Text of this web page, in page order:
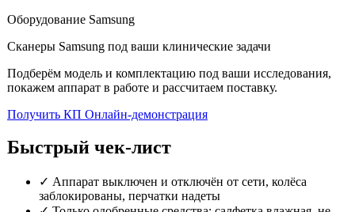
Оборудование Samsung
Сканеры Samsung под ваши клинические задачи
Подберём модель и комплектацию под ваши исследования,
покажем аппарат в работе и рассчитаем поставку.
Получить КП Онлайн-демонстрация
Быстрый чек-лист
✓ Аппарат выключен и отключён от сети, колёса
заблокированы, перчатки надеты